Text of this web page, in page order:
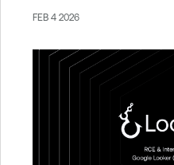
FEB 4 2026